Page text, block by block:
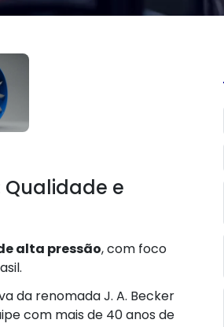
e
alta pressão, com foco
da renomada J. A. Becker
com mais de 40 anos de